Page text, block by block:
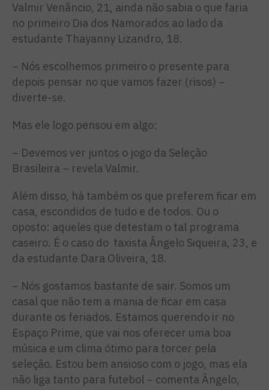
Valmir Venâncio, 21, ainda não sabia o que faria
no primeiro Dia dos Namorados ao lado da
estudante Thayanny Lizandro, 18.
– Nós escolhemos primeiro o presente para
depois pensar no que vamos fazer (risos) –
diverte-se.
Mas ele logo pensou em algo:
– Devemos ver juntos o jogo da Seleção
Brasileira – revela Valmir.
Além disso, há também os que preferem ficar em
casa, escondidos de tudo e de todos. Ou o
oposto: aqueles que detestam o tal programa
caseiro. É o caso do taxista Ângelo Siqueira, 23, e
da estudante Dara Oliveira, 18.
– Nós gostamos bastante de sair. Somos um
casal que não tem a mania de ficar em casa
durante os feriados. Estamos querendo ir no
Espaço Prime, que vai nos oferecer uma boa
música e um clima ótimo para torcer pela
seleção. Estou bem ansioso com o jogo, mas ela
não liga tanto para futebol – comenta Ângelo,